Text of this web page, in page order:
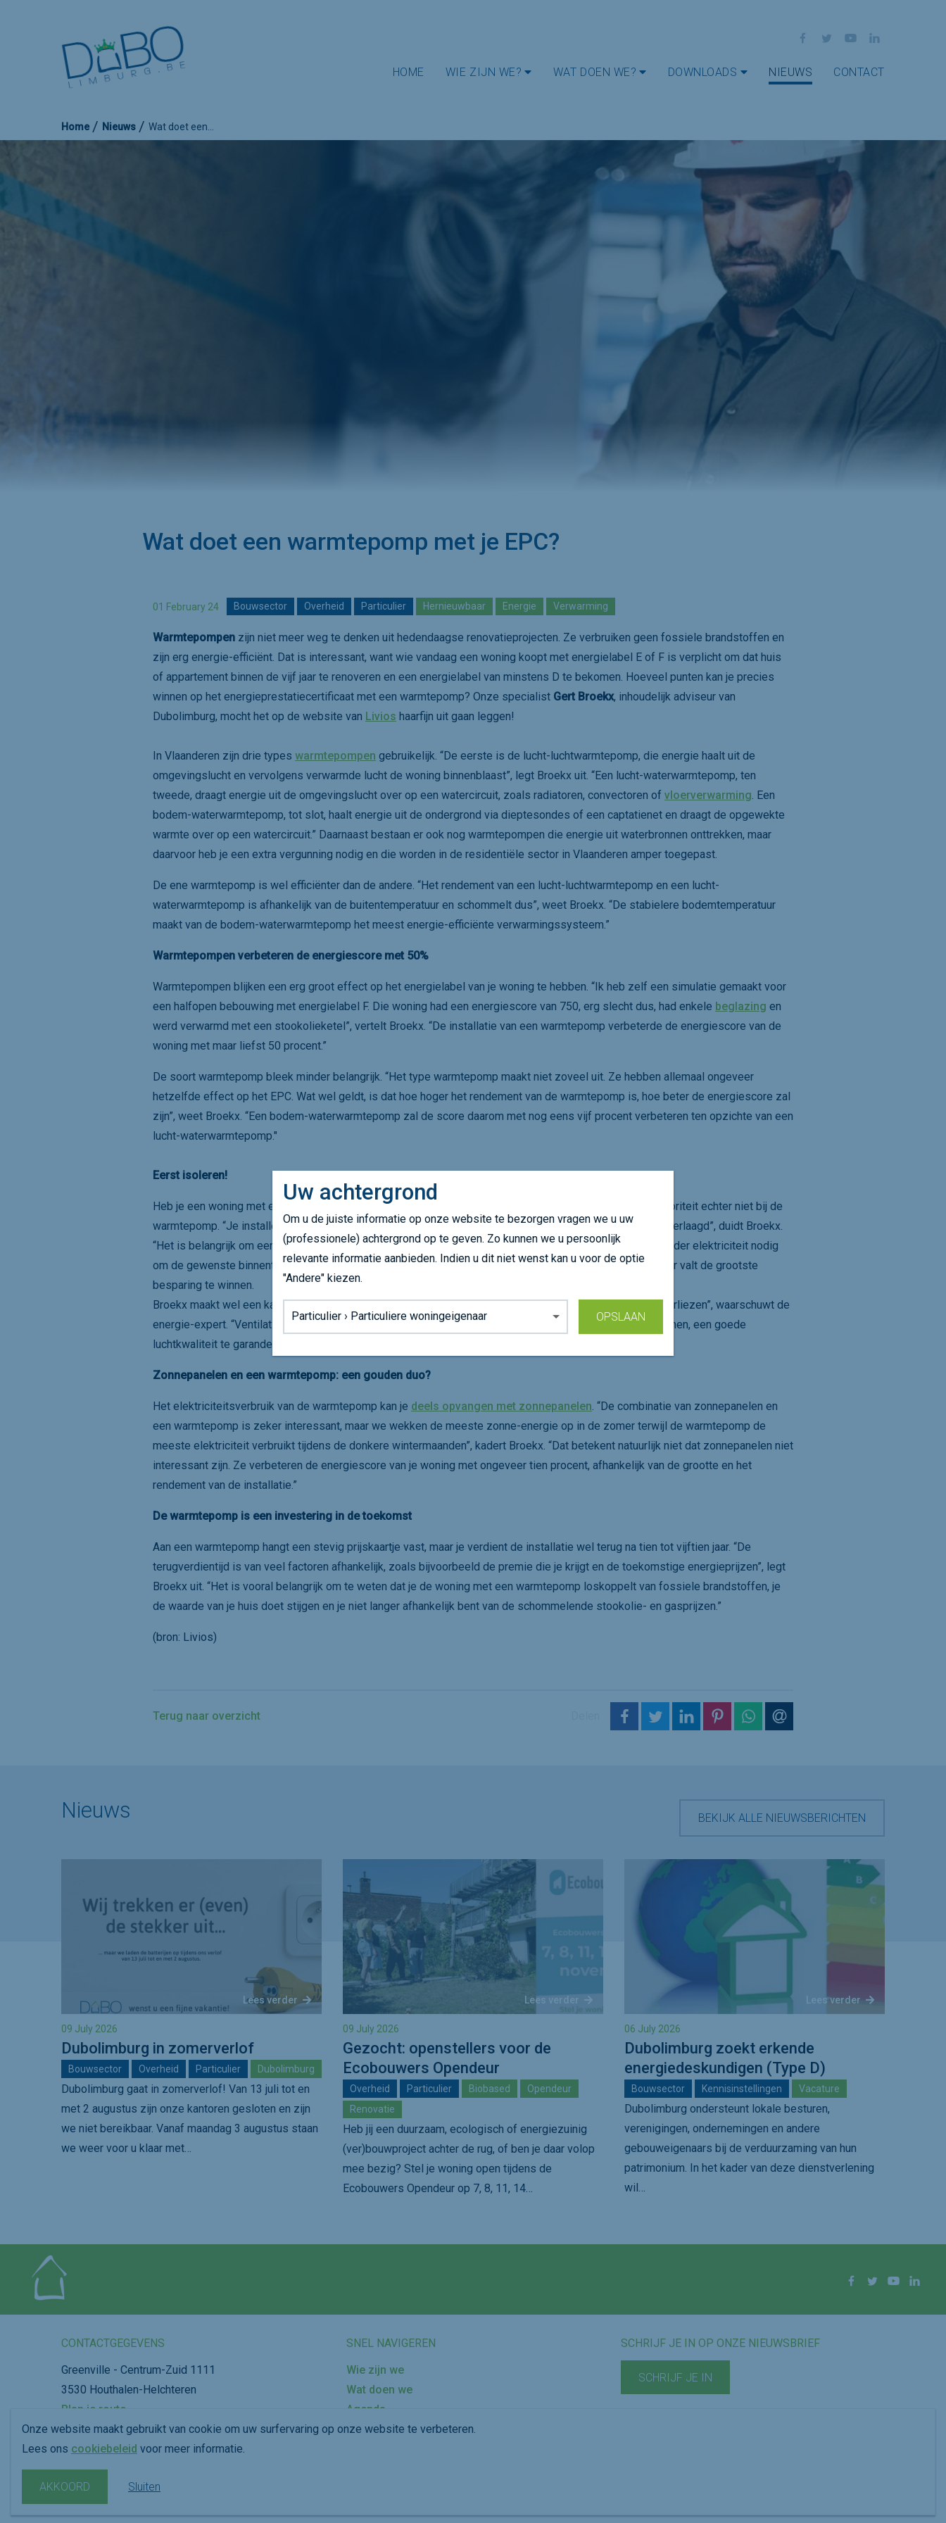
Facebook
Twitter YouTube
HOME WIE ZIJN WE? WAT DOEN WE? DOWNLOADS NIEUWS CONTACT
Home Nieuws Wat doet een…
Wat doet een warmtepomp met je EPC?
01 February 24 Bouwsector Overheid Particulier Hernieuwbaar Energie Verwarming
Warmtepompen zijn niet meer weg te denken uit hedendaagse renovatieprojecten. Ze verbruiken geen fossiele brandstoffen en
zijn erg energie-efficiënt. Dat is interessant, want wie vandaag een woning koopt met energielabel E of F is verplicht om dat huis
of appartement binnen de vijf jaar te renoveren en een energielabel van minstens D te bekomen. Hoeveel punten kan je precies
winnen op het energieprestatiecertificaat met een warmtepomp? Onze specialist Gert Broekx, inhoudelijk adviseur van
Dubolimburg, mocht het op de website van Livios haarfijn uit gaan leggen!
In Vlaanderen zijn drie types warmtepompen gebruikelijk. “De eerste is de lucht-luchtwarmtepomp, die energie haalt uit de
omgevingslucht en vervolgens verwarmde lucht de woning binnenblaast”, legt Broekx uit. “Een lucht-waterwarmtepomp, ten
tweede, draagt energie uit de omgevingslucht over op een watercircuit, zoals radiatoren, convectoren of vloerverwarming. Een
bodem-waterwarmtepomp, tot slot, haalt energie uit de ondergrond via dieptesondes of een captatienet en draagt de opgewekte
warmte over op een watercircuit.” Daarnaast bestaan er ook nog warmtepompen die energie uit waterbronnen onttrekken, maar
daarvoor heb je een extra vergunning nodig en die worden in de residentiële sector in Vlaanderen amper toegepast.
De ene warmtepomp is wel efficiënter dan de andere. “Het rendement van een lucht-luchtwarmtepomp en een lucht-
waterwarmtepomp is afhankelijk van de buitentemperatuur en schommelt dus”, weet Broekx. “De stabielere bodemtemperatuur
maakt van de bodem-waterwarmtepomp het meest energie-efficiënte verwarmingssysteem.”
Warmtepompen verbeteren de energiescore met 50%
Warmtepompen blijken een erg groot effect op het energielabel van je woning te hebben. “Ik heb zelf een simulatie gemaakt voor
een halfopen bebouwing met energielabel F. Die woning had een energiescore van 750, erg slecht dus, had enkele beglazing en
werd verwarmd met een stookolieketel”, vertelt Broekx. “De installatie van een warmtepomp verbeterde de energiescore van de
woning met maar liefst 50 procent.”
De soort warmtepomp bleek minder belangrijk. “Het type warmtepomp maakt niet zoveel uit. Ze hebben allemaal ongeveer
hetzelfde effect op het EPC. Wat wel geldt, is dat hoe hoger het rendement van de warmtepomp is, hoe beter de energiescore zal
zijn”, weet Broekx. “Een bodem-waterwarmtepomp zal de score daarom met nog eens vijf procent verbeteren ten opzichte van een
lucht-waterwarmtepomp."
Eerst isoleren!
Heb je een woning met energielabel E of F gekocht en moet je dus aan het renoveren slaan, dan ligt de prioriteit echter niet bij de
warmtepomp. “Je installeert de warmtepomp pas nadat je de totale warmtebehoefte van de woning hebt verlaagd”, duidt Broekx.
“Het is belangrijk om eerst goed te isoleren zodat er geen warmte ontsnapt. Zo heeft de warmtepomp minder elektriciteit nodig
om de gewenste binnentemperatuur te bereiken.” Doorgaans beginnen klussers met dakisolatie, want daar valt de grootste
besparing te winnen.
Broekx maakt wel een kanttekening. “Wie sterk isoleert, magluchtdichtingenventilatie
niet uit het oog verliezen”, waarschuwt de
energie-expert. “Ventilatie en luchtdichting zijn belangrijk om inwendige condensatieproblemen te voorkomen, een goede
luchtkwaliteit te garanderen en het maximale rendement uit je isolatie en warmtepomp te halen.”
Zonnepanelen en een warmtepomp: een gouden duo?
Het elektriciteitsverbruik van de warmtepomp kan je deels opvangen met zonnepanelen. “De combinatie van zonnepanelen en
een warmtepomp is zeker interessant, maar we wekken de meeste zonne-energie op in de zomer terwijl de warmtepomp de
meeste elektriciteit verbruikt tijdens de donkere wintermaanden”, kadert Broekx. “Dat betekent natuurlijk niet dat zonnepanelen niet
interessant zijn. Ze verbeteren de energiescore van je woning met ongeveer tien procent, afhankelijk van de grootte en het
rendement van de installatie.”
De warmtepomp is een investering in de toekomst
Aan een warmtepomp hangt een stevig prijskaartje vast, maar je verdient de installatie wel terug na tien tot vijftien jaar. “De
terugverdientijd is van veel factoren afhankelijk, zoals bijvoorbeeld de premie die je krijgt en de toekomstige energieprijzen”, legt
Broekx uit. “Het is vooral belangrijk om te weten dat je de woning met een warmtepomp loskoppelt van fossiele brandstoffen, je
de waarde van je huis doet stijgen en je niet langer afhankelijk bent van de schommelende stookolie- en gasprijzen.”
(bron: Livios)
Terug naar overzicht op Facebookop Twitterop LinkedInop Pinterestop WhatsApp
Nieuws BEKIJK ALLE NIEUWSBERICHTEN
Lees verder
09 July 2026
Dubolimburg in zomerverlof
Bouwsector Overheid Particulier Dubolimburg
Dubolimburg gaat in zomerverlof! Van 13 juli tot en
met 2 augustus zijn onze kantoren gesloten en zijn
we niet bereikbaar. Vanaf maandag 3 augustus staan
we weer voor u klaar met…
Lees verder
09 July 2026
Gezocht: openstellers voor de
Ecobouwers Opendeur
Overheid Particulier Biobased
Opendeur
Renovatie
Heb jij een duurzaam, ecologisch of energiezuinig
(ver)bouwproject achter de rug, of ben je daar volop
mee bezig? Stel je woning open tijdens de
Ecobouwers Opendeur op 7, 8, 11, 14…
Lees verder
06 July 2026
Dubolimburg zoekt erkende
energiedeskundigen (Type D)
Bouwsector Kennisinstellingen Vacature
Dubolimburg ondersteunt lokale besturen,
verenigingen, ondernemingen en andere
gebouweigenaars bij de verduurzaming van hun
patrimonium. In het kader van deze dienstverlening
wil…
Facebook
Twitter YouTube
CONTACTGEGEVENS
Greenville - Centrum-Zuid 1111
3530 Houthalen-Helchteren
Plan je route
SNEL NAVIGEREN
Wie zijn we
Wat doen we
Agenda
Nieuws
SCHRIJF JE IN OP ONZE NIEUWSBRIEF
SCHRIJF JE IN
Uw achtergrond
Om u de juiste informatie op onze website te bezorgen vragen we u uw
(professionele) achtergrond op te geven. Zo kunnen we u persoonlijk
relevante informatie aanbieden. Indien u dit niet wenst kan u voor de optie
"Andere" kiezen.
Achtergrond:
OPSLAAN
Onze website maakt gebruikt van cookie om uw surfervaring op onze website te verbeteren.
Lees ons cookiebeleid voor meer informatie.
AKKOORD Sluiten